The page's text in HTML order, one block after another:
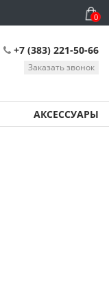
0
+7 (383) 221-50-66
Заказать звонок
АКСЕССУАРЫ